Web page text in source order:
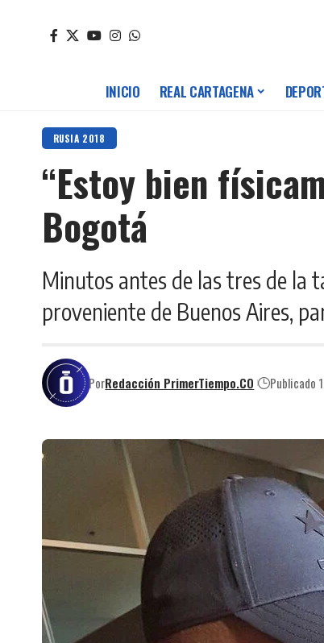
INICIO REAL CARTAGENA
RUSIA 2018
“Estoy bien
Bogotá
Minutos antes de las tres de la
proveniente de Buenos Aires,
PorRedacción PrimerTiempo.CO Publicado